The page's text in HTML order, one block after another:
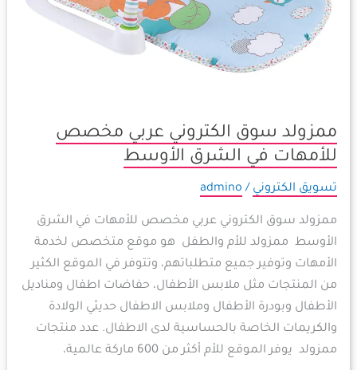
ممزولد سوق الكتروني عربي مخصص
للأمهات في الشرق الأوسط
تسويق الكتروني /
admino
ممزولد سوق الكتروني عربي مخصص للأمهات في الشرق
الأوسط ممزولد للأم والطفل هو موقع متخصص لخدمة
الأمهات وتوفير جميع متطلباتهم، وتتوفر في الموقع الكثير
من المنتجات مثل ملابس الأطفال، حفاضات اطفال ومناديل
الأطفال وبودرة الأطفال وملابس الاطفال حديثي الولادة
والكريمات الخاصة بالحساسية لدى الاطفال. عدد منتجات
ممزولد يوفر الموقع للأم أكثر من 600 ماركة عالمية،